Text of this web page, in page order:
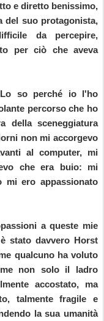
e diretto benissimo,
del suo protagonista,
da percepire,
per ciò che aveva
so perché io l'ho
percorso che ho
della sceneggiatura
non mi accorgevo
al computer, mi
che era buio: mi
mi ero appassionato
a queste mie
stato davvero Horst
qualcuno ha voluto
non solo il ladro
accostato, ma
talmente fragile e
la sua umanità